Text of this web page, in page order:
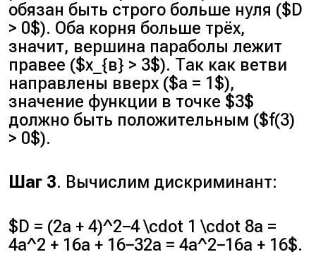
обязан быть строго больше нуля ($D
> 0$). Оба корня больше трёх,
значит, вершина параболы лежит
правее ($x_{в} > 3$). Так как ветви
направлены вверх ($a = 1$),
значение функции в точке $3$
должно быть положительным ($f(3)
> 0$).
Шаг 3. Вычислим дискриминант:
$D = (2a + 4)^2−4 \cdot 1 \cdot 8a =
4a^2 + 16a + 16−32a = 4a^2−16a + 16$.